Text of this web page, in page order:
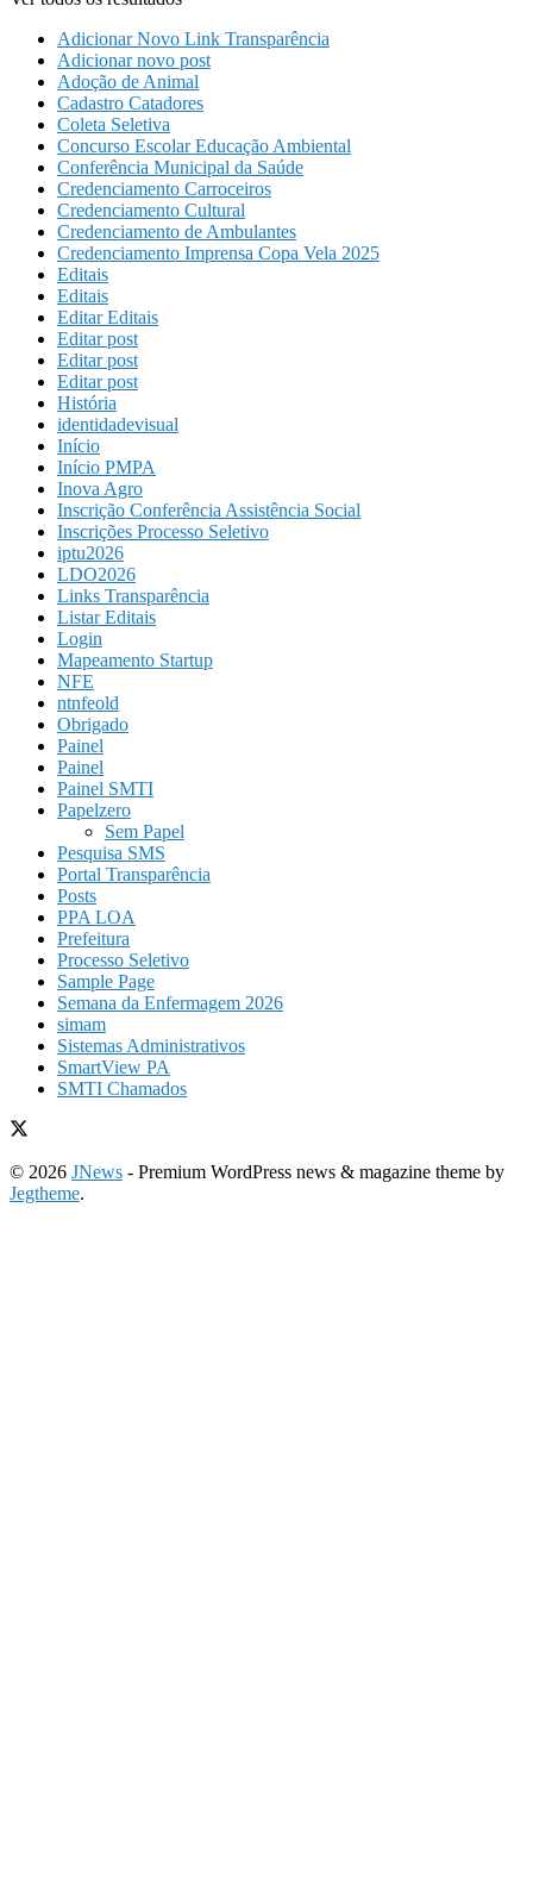
Adicionar Novo Link Transparência
Adicionar novo post
Adoção de Animal
Cadastro Catadores
Coleta Seletiva
Concurso Escolar Educação Ambiental
Conferência Municipal da Saúde
Credenciamento Carroceiros
Credenciamento Cultural
Credenciamento de Ambulantes
Credenciamento Imprensa Copa Vela 2025
Editais
Editais
Editar Editais
Editar post
Editar post
Editar post
História
identidadevisual
Início
Início PMPA
Inova Agro
Inscrição Conferência Assistência Social
Inscrições Processo Seletivo
iptu2026
LDO2026
Links Transparência
Listar Editais
Login
Mapeamento Startup
NFE
ntnfeold
Obrigado
Painel
Painel
Painel SMTI
Papelzero
Sem Papel
Pesquisa SMS
Portal Transparência
Posts
PPA LOA
Prefeitura
Processo Seletivo
Sample Page
Semana da Enfermagem 2026
simam
Sistemas Administrativos
SmartView PA
SMTI Chamados
© 2026 JNews - Premium WordPress news & magazine theme by
Jegtheme.